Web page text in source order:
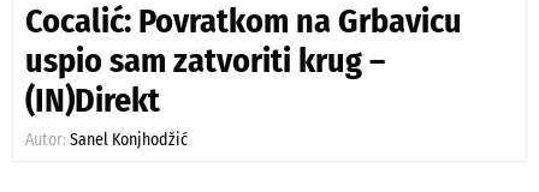
Cocalić: Povratkom na Grbavicu
uspio sam zatvoriti krug –
(IN)Direkt
Autor: Sanel Konjhodžić